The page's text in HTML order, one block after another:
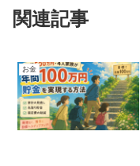
関連記事
お金